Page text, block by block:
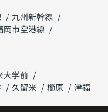
九州新幹線
岡市空港線
大学前
久留米 櫛原 津福